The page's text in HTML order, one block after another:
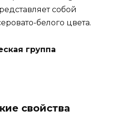
собой
белого цвета.
группа
свойства